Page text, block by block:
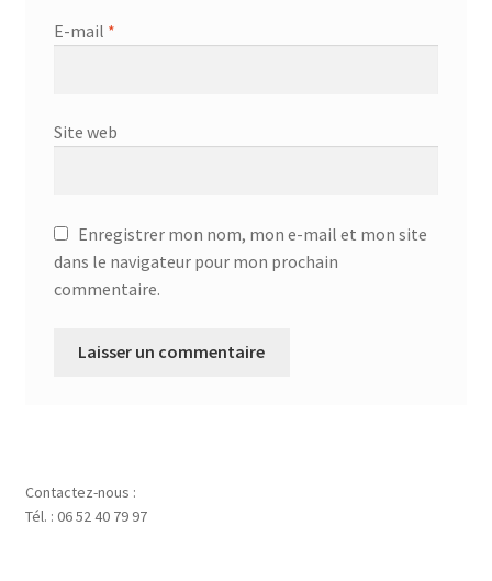
E-mail *
Site web
Enregistrer mon nom, mon e-mail et mon site
dans le navigateur pour mon prochain
commentaire.
Contactez-nous :
Tél. : 06 52 40 79 97